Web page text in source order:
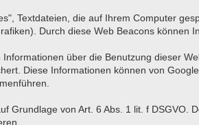
Textdateien, die auf Ihrem Computer
Durch diese Web Beacons können
über die Benutzung dieser
Diese Informationen können von
Grundlage von Art. 6 Abs. 1 lit. f